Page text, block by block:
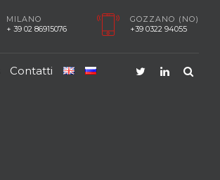
MILANO
+ 39 02 86915076
GOZZANO (NO)
+39 0322 94055
Contatti